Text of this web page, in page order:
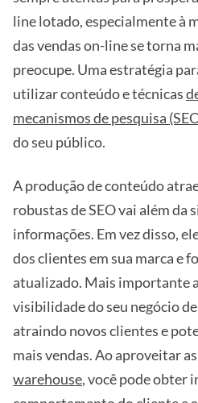
line lotado, especialmente à
das vendas on-line se torna
preocupe. Uma estratégia
utilizar conteúdo e técnicas
mecanismos de pesquisa
do seu público.
A produção de conteúdo
robustas de SEO vai além da
informações. Em vez disso,
dos clientes em sua marca e
atualizado. Mais importante
visibilidade do seu negócio
atraindo novos clientes e
mais vendas. Ao aproveitar as
warehouse, você pode obter